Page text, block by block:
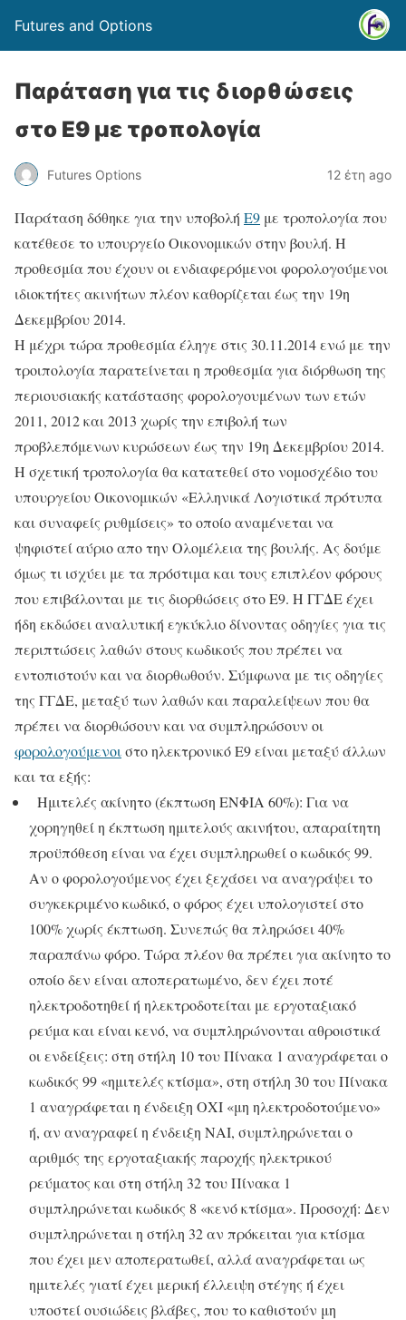
Futures and Options
Παράταση για τις διορθώσεις
στο Ε9 με τροπολογία
Futures Options 12 έτη ago
Παράταση δόθηκε για την υποβολή Ε9 με τροπολογία που
κατέθεσε το υπουργείο Οικονομικών στην βουλή. Η
προθεσμία που έχουν οι ενδιαφερόμενοι φορολογούμενοι
ιδιοκτήτες ακινήτων πλέον καθορίζεται έως την 19η
Δεκεμβρίου 2014.
Η μέχρι τώρα προθεσμία έληγε στις 30.11.2014 ενώ με την
τροιπολογία παρατείνεται η προθεσμία για διόρθωση της
περιουσιακής κατάστασης φορολογουμένων των ετών
2011, 2012 και 2013 χωρίς την επιβολή των
προβλεπόμενων κυρώσεων έως την 19η Δεκεμβρίου 2014.
Η σχετική τροπολογία θα κατατεθεί στο νομοσχέδιο του
υπουργείου Οικονομικών «Ελληνικά Λογιστικά πρότυπα
και συναφείς ρυθμίσεις» το οποίο αναμένεται να
ψηφιστεί αύριο απο την Ολομέλεια της βουλής. Ας δούμε
όμως τι ισχύει με τα πρόστιμα και τους επιπλέον φόρους
που επιβάλονται με τις διορθώσεις στο Ε9. Η ΓΓΔΕ έχει
ήδη εκδώσει αναλυτική εγκύκλιο δίνοντας οδηγίες για τις
περιπτώσεις λαθών στους κωδικούς που πρέπει να
εντοπιστούν και να διορθωθούν. Σύμφωνα με τις οδηγίες
της ΓΓΔΕ, μεταξύ των λαθών και παραλείψεων που θα
πρέπει να διορθώσουν και να συμπληρώσουν οι
φορολογούμενοιστο ηλεκτρονικό Ε9 είναι μεταξύ άλλων
και τα εξής:
Ημιτελές ακίνητο (έκπτωση ΕΝΦΙΑ 60%): Για να
χορηγηθεί η έκπτωση ημιτελούς ακινήτου, απαραίτητη
προϋπόθεση είναι να έχει συμπληρωθεί ο κωδικός 99.
Αν ο φορολογούμενος έχει ξεχάσει να αναγράψει το
συγκεκριμένο κωδικό, ο φόρος έχει υπολογιστεί στο
100% χωρίς έκπτωση. Συνεπώς θα πληρώσει 40%
παραπάνω φόρο. Τώρα πλέον θα πρέπει για ακίνητο το
οποίο δεν είναι αποπερατωμένο, δεν έχει ποτέ
ηλεκτροδοτηθεί ή ηλεκτροδοτείται με εργοταξιακό
ρεύμα και είναι κενό, να συμπληρώνονται αθροιστικά
οι ενδείξεις: στη στήλη 10 του Πίνακα 1 αναγράφεται ο
κωδικός 99 «ημιτελές κτίσμα», στη στήλη 30 του Πίνακα
1 αναγράφεται η ένδειξη ΟΧΙ «μη ηλεκτροδοτούμενο»
ή, αν αναγραφεί η ένδειξη ΝΑΙ, συμπληρώνεται ο
αριθμός της εργοταξιακής παροχής ηλεκτρικού
ρεύματος και στη στήλη 32 του Πίνακα 1
συμπληρώνεται κωδικός 8 «κενό κτίσμα». Προσοχή: Δεν
συμπληρώνεται η στήλη 32 αν πρόκειται για κτίσμα
που έχει μεν αποπερατωθεί, αλλά αναγράφεται ως
ημιτελές γιατί έχει μερική έλλειψη στέγης ή έχει
υποστεί ουσιώδεις βλάβες, που το καθιστούν μη